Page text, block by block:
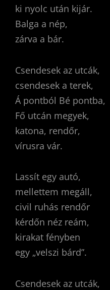
ki nyolc után kijár.
Balga a nép,
zárva a bár.
Csendesek az utcák,
csendesek a terek,
Á pontból Bé pontba,
Fő utcán megyek,
katona, rendőr,
vírusra vár.
Lassít egy autó,
mellettem megáll,
civil ruhás rendőr
kérdőn néz reám,
kirakat fényben
egy „velszi bárd”.
Csendesek az utcák,